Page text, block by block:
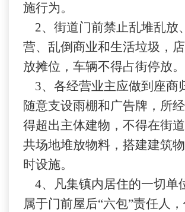
施行为。
2、 街道门前禁止乱堆乱放
营、乱倒商业和生活垃圾，
放摊位， 车辆不得占街停放。
3、 各经营业主应做到座商
随意支设雨棚和广告牌，所
得超出主体建物，不得在街
共场地堆放物料，搭建建筑
时设施。
4、
凡集镇内居住的一切单
属于门前屋后“六包”责任人